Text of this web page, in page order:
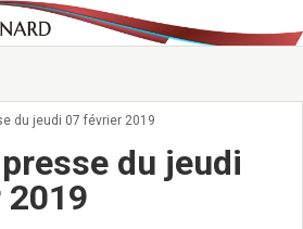
municipaux
2026
du jeudi 07 février 2019
du jeudi